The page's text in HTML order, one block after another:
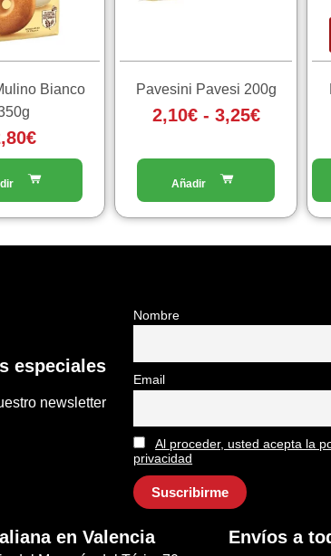
Bianco
€
Pavesini Pavesi 200g
2,10€ - 3,25€
scelte
del
especiales
newsletter
Nombre
Email
Al proceder, usted acepta la
privacidad
en Valencia Envíos a